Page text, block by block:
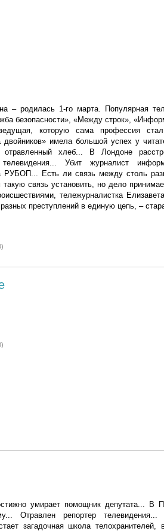
– родилась 1-го марта. Популярная
безопасности», «Между строк»,
которую сама профессия
имела большой успех у
отравленный хлеб... В Лондоне
Убит журналист
РУБОП... Есть ли связь между столь
связь установить, но дело
тележурналистка
преступлений в единую цепь, –
умирает помощник депутата... В
Отравлен репортер телевидения...
загадочная школа телохранителей,